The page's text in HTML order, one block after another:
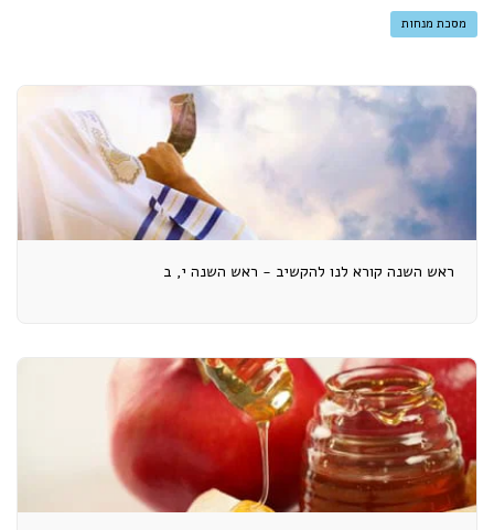
מסכת מנחות
ראש השנה קורא לנו להקשיב - ראש השנה י, ב